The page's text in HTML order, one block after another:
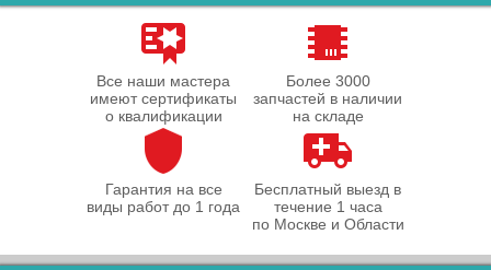
Все наши мастера
имеют сертификаты
о квалификации
Более 3000
запчастей в наличии
на складе
Гарантия на все
виды работ до 1 года
Бесплатный выезд в
течение 1 часа
по Москве и Области